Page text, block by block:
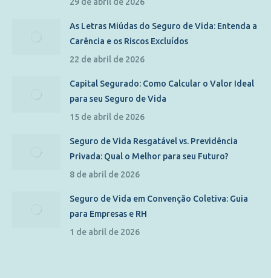
29 de abril de 2026
As Letras Miúdas do Seguro de Vida: Entenda a
Carência e os Riscos Excluídos
22 de abril de 2026
Capital Segurado: Como Calcular o Valor Ideal
para seu Seguro de Vida
15 de abril de 2026
Seguro de Vida Resgatável vs. Previdência
Privada: Qual o Melhor para seu Futuro?
8 de abril de 2026
Seguro de Vida em Convenção Coletiva: Guia
para Empresas e RH
1 de abril de 2026